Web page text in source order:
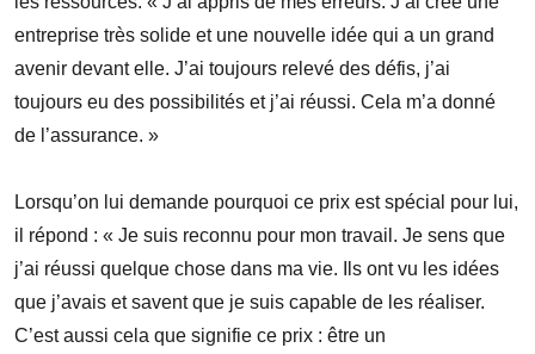
entreprise très solide et une nouvelle idée qui a un grand
avenir devant elle. J’ai toujours relevé des défis, j’ai
toujours eu des possibilités et j’ai réussi. Cela m’a donné
de l’assurance. »
Lorsqu’on lui demande pourquoi ce prix est spécial pour lui,
il répond : « Je suis reconnu pour mon travail. Je sens que
j’ai réussi quelque chose dans ma vie. Ils ont vu les idées
que j’avais et savent que je suis capable de les réaliser.
C’est aussi cela que signifie ce prix : être un